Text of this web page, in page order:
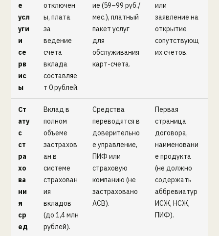
е
усл
уги
и
се
рв
ис
ы
отключен
ы, плата
за
ведение
счета
вклада
составляе
т 0 рублей.
ие (59–99 руб./
мес.), платный
пакет услуг
для
обслуживания
карт-счета.
или
заявление на
открытие
сопутствующ
их счетов.
Ст
ату
с
ст
ра
хо
ва
ни
я
ср
ед
Вклад в
полном
объеме
застрахов
ан в
системе
страхован
ия
вкладов
(до 1,4 млн
рублей).
Средства
переводятся в
доверительно
е управление,
ПИФ или
страховую
компанию (не
застраховано
АСВ).
Первая
страница
договора,
наименовани
е продукта
(не должно
содержать
аббревиатур
ИСЖ, НСЖ,
ПИФ).